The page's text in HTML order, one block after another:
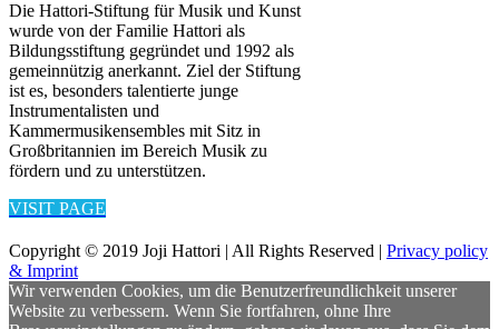
Die Hattori-Stiftung für Musik und Kunst
wurde von der Familie Hattori als
Bildungsstiftung gegründet und 1992 als
gemeinnützig anerkannt. Ziel der Stiftung
ist es, besonders talentierte junge
Instrumentalisten und
Kammermusikensembles mit Sitz in
Großbritannien im Bereich Musik zu
fördern und zu unterstützen.
VISIT PAGE
Copyright © 2019 Joji Hattori | All Rights Reserved | Privacy policy
& Imprint
Wir verwenden Cookies, um die Benutzerfreundlichkeit unserer
Website zu verbessern. Wenn Sie fortfahren, ohne Ihre